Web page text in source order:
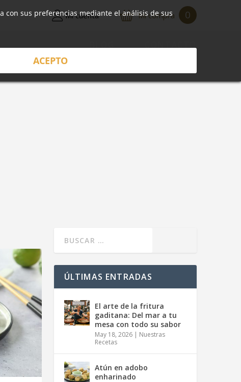
Mi cuenta Mi compra 0
ÚLTIMAS ENTRADAS
El arte de la fritura
gaditana: Del mar a tu
mesa con todo su sabor
May 18, 2026| Nuestras
Recetas
Atún en adobo
enharinado
con sus preferencias mediante el análisis de sus
ACEPTO